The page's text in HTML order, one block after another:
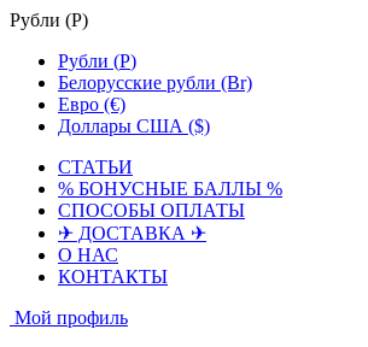
Рубли (Р)
Рубли (Р)
Белорусские рубли (Br)
Евро (€)
Доллары США ($)
СТАТЬИ
% БОНУСНЫЕ БАЛЛЫ %
СПОСОБЫ ОПЛАТЫ
✈ ДОСТАВКА ✈
О НАС
КОНТАКТЫ
Мой профиль